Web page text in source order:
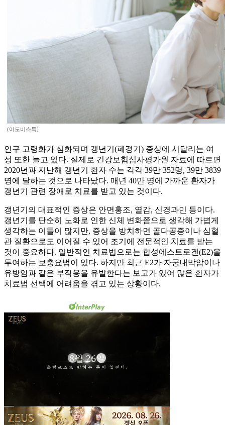
(어도비스톡)
인구 고령화가 심화되며 갱년기(폐경기) 증상에 시달리는 여
성 또한 늘고 있다. 실제로 건강보험심사평가원 자료에 따르면
2020년과 지난해 갱년기 환자 수는 각각 39만 352명, 39만 3839
명에 달하는 것으로 나타났다. 매년 40만 명에 가까운 환자가
갱년기 관련 장애로 치료를 받고 있는 것이다.
갱년기의 대표적인 증상은 안면홍조, 열감, 신경과민 등이다.
갱년기를 단순히 노화로 인한 신체 변화쯤으로 생각해 가볍게
생각하는 이들이 많지만, 증상을 방치하면 골다공증이나 심혈
관 질환으로도 이어질 수 있어 조기에 전문적인 치료를 받는
것이 중요하다. 일반적인 치료법으로는 합성에스트로겐(E2)을
투여하는 보충요법이 있다. 하지만 최근 E2가 자궁내막암이나
유방암과 같은 부작용을 유발한다는 보고가 있어 많은 환자가
치료법 선택에 어려움을 겪고 있는 상황이다.